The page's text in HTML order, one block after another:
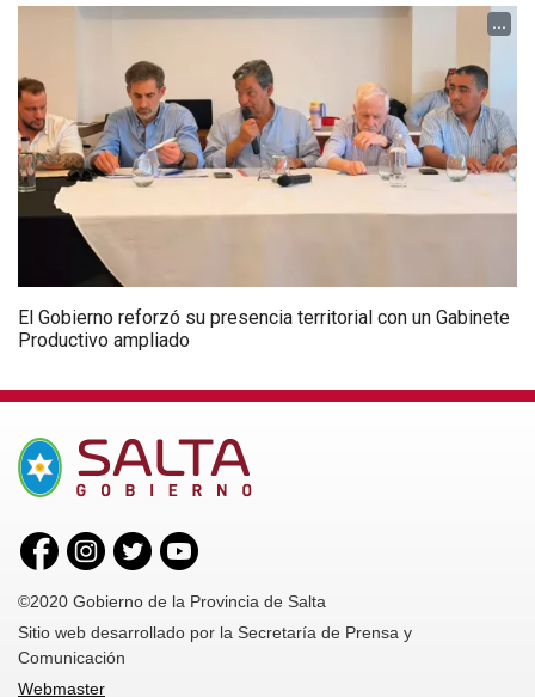
...
El Gobierno reforzó su presencia territorial con un Gabinete
Productivo ampliado
©2020 Gobierno de la Provincia de Salta
Sitio web desarrollado por la Secretaría de Prensa y
Comunicación
Webmaster